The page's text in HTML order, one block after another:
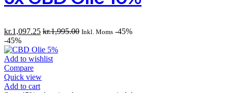
kr.1,097.25 kr.1,995.00 Inkl. Moms -45%
-45%
Add to wishlist
Compare
Quick view
Add to cart